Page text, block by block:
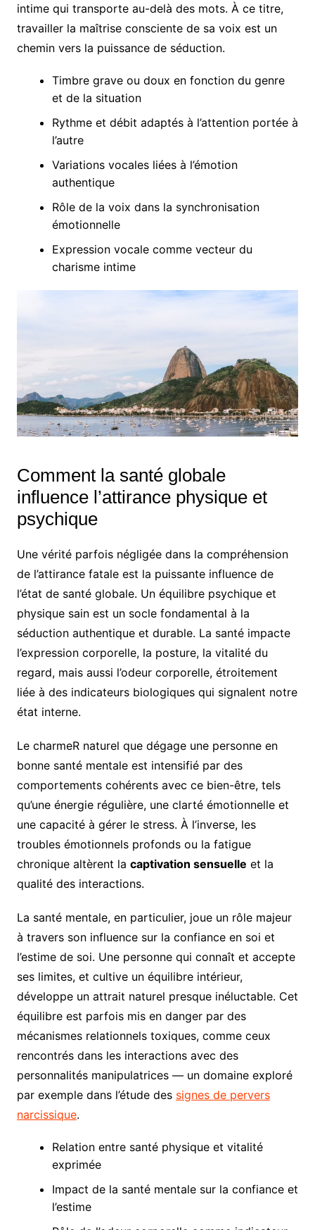
intime qui transporte au-delà des mots. À ce titre,
travailler la maîtrise consciente de sa voix est un
chemin vers la puissance de séduction.
Timbre grave ou doux en fonction du genre
et de la situation
Rythme et débit adaptés à l’attention portée à
l’autre
Variations vocales liées à l’émotion
authentique
Rôle de la voix dans la synchronisation
émotionnelle
Expression vocale comme vecteur du
charisme intime
Comment la santé globale
influence l’attirance physique et
psychique
Une vérité parfois négligée dans la compréhension
de l’attirance fatale est la puissante influence de
l’état de santé globale. Un équilibre psychique et
physique sain est un socle fondamental à la
séduction authentique et durable. La santé impacte
l’expression corporelle, la posture, la vitalité du
regard, mais aussi l’odeur corporelle, étroitement
liée à des indicateurs biologiques qui signalent notre
état interne.
Le charmeR naturel que dégage une personne en
bonne santé mentale est intensifié par des
comportements cohérents avec ce bien-être, tels
qu’une énergie régulière, une clarté émotionnelle et
une capacité à gérer le stress. À l’inverse, les
troubles émotionnels profonds ou la fatigue
chronique altèrent la captivation sensuelle et la
qualité des interactions.
La santé mentale, en particulier, joue un rôle majeur
à travers son influence sur la confiance en soi et
l’estime de soi. Une personne qui connaît et accepte
ses limites, et cultive un équilibre intérieur,
développe un attrait naturel presque inéluctable. Cet
équilibre est parfois mis en danger par des
mécanismes relationnels toxiques, comme ceux
rencontrés dans les interactions avec des
personnalités manipulatrices — un domaine exploré
par exemple dans l’étude des signes de pervers
narcissique.
Relation entre santé physique et vitalité
exprimée
Impact de la santé mentale sur la confiance et
l’estime